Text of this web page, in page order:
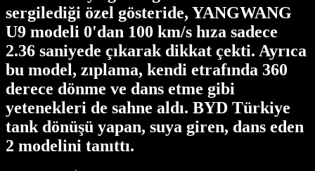
sergilediği özel gösteride, YANGWANG
U9 modeli 0'dan 100 km/s hıza sadece
2.36 saniyede çıkarak dikkat çekti. Ayrıca
bu model, zıplama, kendi etrafında 360
derece dönme ve dans etme gibi
yetenekleri de sahne aldı. BYD Türkiye
tank dönüşü yapan, suya giren, dans eden
2 modelini tanıttı.